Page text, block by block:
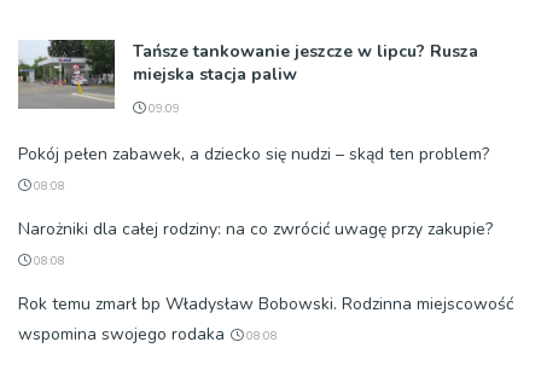
Tańsze tankowanie jeszcze w lipcu? Rusza
miejska stacja paliw
09:09
Pokój pełen zabawek, a dziecko się nudzi – skąd ten problem?
08:08
Narożniki dla całej rodziny: na co zwrócić uwagę przy zakupie?
08:08
Rok temu zmarł bp Władysław Bobowski. Rodzinna miejscowość
wspomina swojego rodaka
08:08